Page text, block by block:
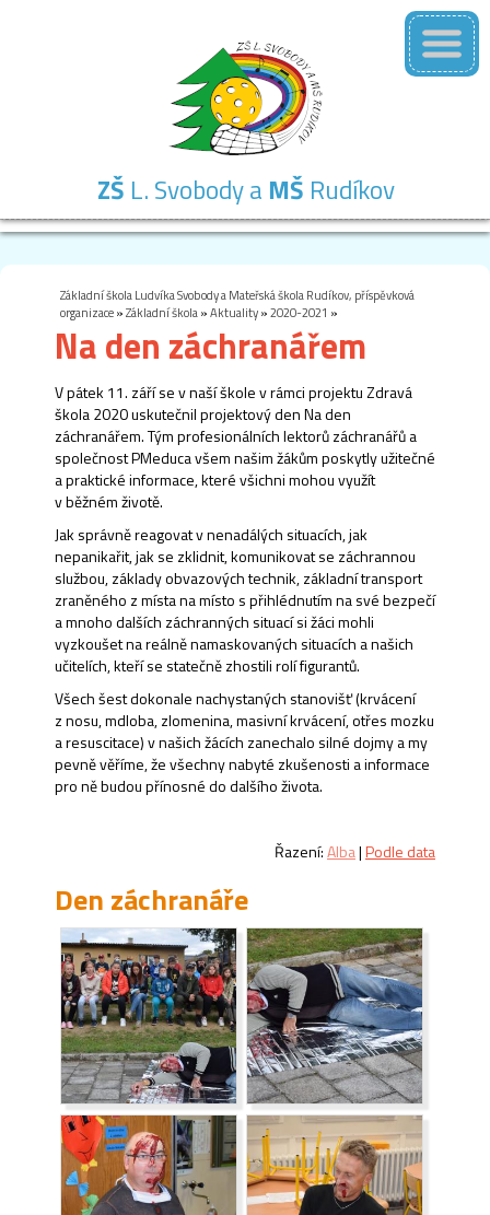
ZŠ L. Svobody a MŠ Rudíkov
Základní škola Ludvíka Svobody a Mateřská škola Rudíkov, příspěvková
organizace»Základní škola»Aktuality»2020-2021 »
Na den záchranářem
V pátek 11. září se v naší škole v rámci projektu Zdravá
škola 2020 uskutečnil projektový den Na den
záchranářem. Tým profesionálních lektorů záchranářů a
společnost PMeduca všem našim žákům poskytly užitečné
a praktické informace, které všichni mohou využít
v běžném životě.
Jak správně reagovat v nenadálých situacích, jak
nepanikařit, jak se zklidnit, komunikovat se záchrannou
službou, základy obvazových technik, základní transport
zraněného z místa na místo s přihlédnutím na své bezpečí
a mnoho dalších záchranných situací si žáci mohli
vyzkoušet na reálně namaskovaných situacích a našich
učitelích, kteří se statečně zhostili rolí figurantů.
Všech šest dokonale nachystaných stanovišť (krvácení
z nosu, mdloba, zlomenina, masivní krvácení, otřes mozku
a resuscitace) v našich žácích zanechalo silné dojmy a my
pevně věříme, že všechny nabyté zkušenosti a informace
pro ně budou přínosné do dalšího života.
Řazení:Alba|Podle data
Den záchranáře